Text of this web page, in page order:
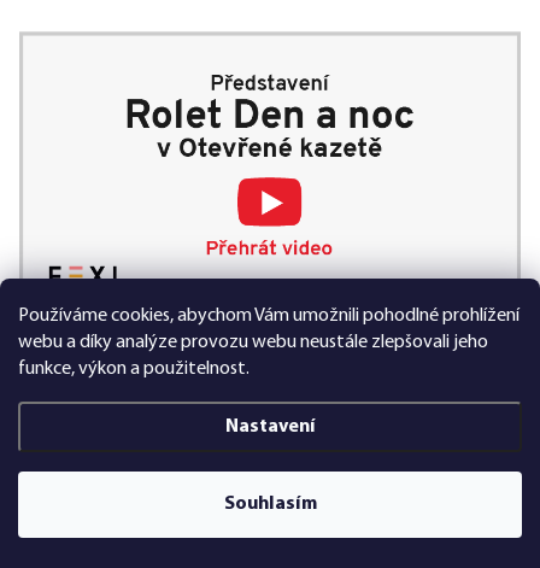
Používáme cookies, abychom Vám umožnili pohodlné prohlížení
webu a díky analýze provozu webu neustále zlepšovali jeho
funkce, výkon a použitelnost.
Nastavení
Souhlasím